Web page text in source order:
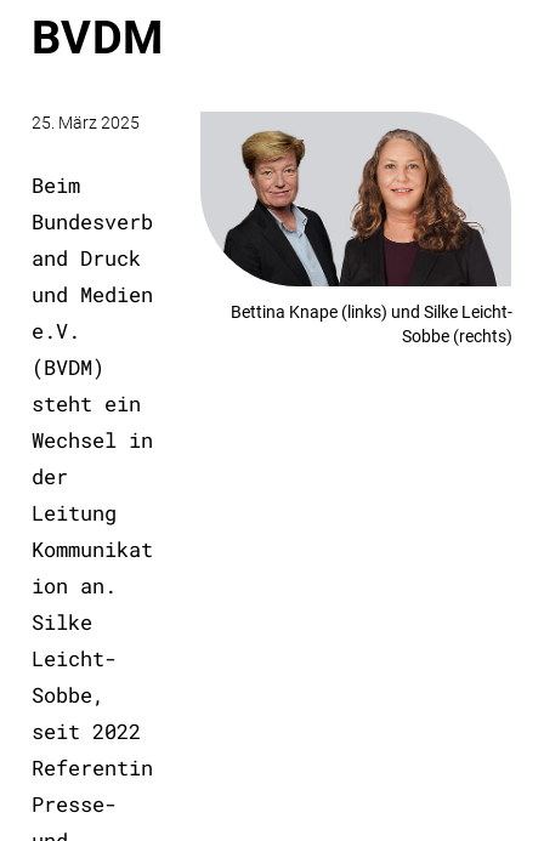
BVDM
25. März 2025
Beim
Bundesverb
and Druck
und Medien
e.V.
(BVDM)
steht ein
Wechsel in
der
Leitung
Kommunikat
ion an.
Silke
Leicht-
Sobbe,
seit 2022
Referentin
Presse-
Bettina Knape (links) und Silke Leicht-
Sobbe (rechts)